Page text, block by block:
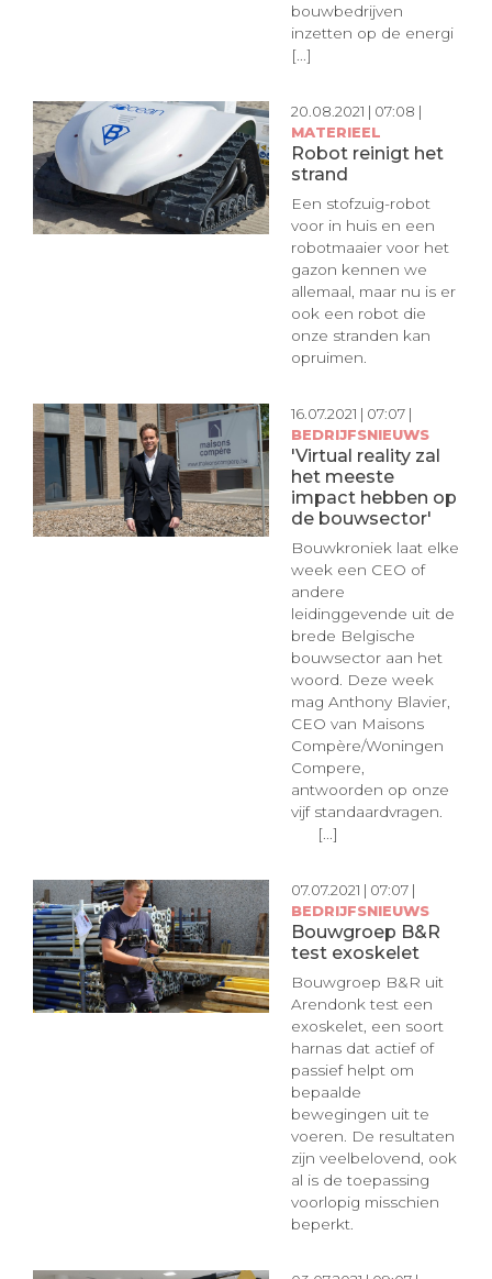
bouwbedrijven
inzetten op de energi
[...]
20.08.2021 | 07:08 |
MATERIEEL
Robot reinigt het
strand
Een stofzuig-robot
voor in huis en een
robotmaaier voor het
gazon kennen we
allemaal, maar nu is er
ook een robot die
onze stranden kan
opruimen.
16.07.2021 | 07:07 |
BEDRIJFSNIEUWS
'Virtual reality zal
het meeste
impact hebben op
de bouwsector'
Bouwkroniek laat elke
week een CEO of
andere
leidinggevende uit de
brede Belgische
bouwsector aan het
woord. Deze week
mag Anthony Blavier,
CEO van Maisons
Compère/Woningen
Compere,
antwoorden op onze
vijf standaardvragen.
[...]
07.07.2021 | 07:07 |
BEDRIJFSNIEUWS
Bouwgroep B&R
test exoskelet
Bouwgroep B&R uit
Arendonk test een
exoskelet, een soort
harnas dat actief of
passief helpt om
bepaalde
bewegingen uit te
voeren. De resultaten
zijn veelbelovend, ook
al is de toepassing
voorlopig misschien
beperkt.